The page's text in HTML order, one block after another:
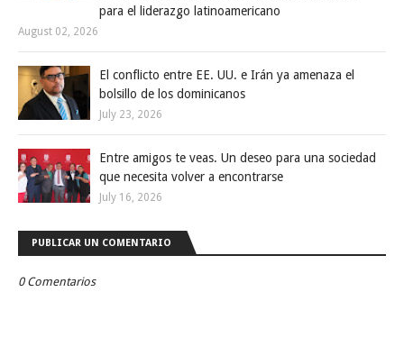
para el liderazgo latinoamericano
August 02, 2026
El conflicto entre EE. UU. e Irán ya amenaza el
bolsillo de los dominicanos
July 23, 2026
Entre amigos te veas. Un deseo para una sociedad
que necesita volver a encontrarse
July 16, 2026
PUBLICAR UN COMENTARIO
0 Comentarios